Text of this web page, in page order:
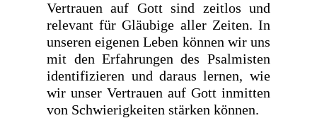
Vertrauen auf Gott sind zeitlos und
relevant für Gläubige aller Zeiten. In
unseren eigenen Leben können wir uns
mit den Erfahrungen des Psalmisten
identifizieren und daraus lernen, wie
wir unser Vertrauen auf Gott inmitten
von Schwierigkeiten stärken können.